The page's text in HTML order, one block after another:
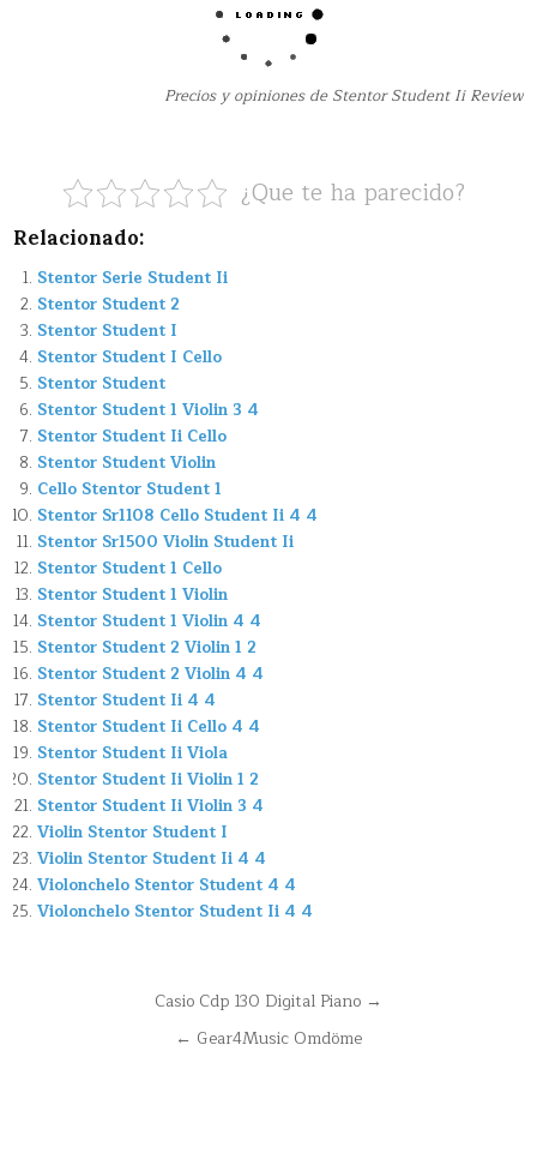
Precios y opiniones de Stentor Student Ii Review
¿Que te ha parecido?
Relacionado:
Stentor Serie Student Ii
Stentor Student 2
Stentor Student I
Stentor Student I Cello
Stentor Student
Stentor Student 1 Violin 3 4
Stentor Student Ii Cello
Stentor Student Violin
Cello Stentor Student 1
Stentor Sr1108 Cello Student Ii 4 4
Stentor Sr1500 Violin Student Ii
Stentor Student 1 Cello
Stentor Student 1 Violin
Stentor Student 1 Violin 4 4
Stentor Student 2 Violin 1 2
Stentor Student 2 Violin 4 4
Stentor Student Ii 4 4
Stentor Student Ii Cello 4 4
Stentor Student Ii Viola
Stentor Student Ii Violin 1 2
Stentor Student Ii Violin 3 4
Violin Stentor Student I
Violin Stentor Student Ii 4 4
Violonchelo Stentor Student 4 4
Violonchelo Stentor Student Ii 4 4
NavegaciónCasio Cdp 130 Digital Piano →
← Gear4Music Omdöme